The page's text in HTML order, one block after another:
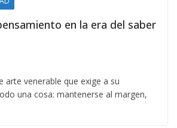
en la era del saber
arte venerable que exige a su
una cosa: mantenerse al margen,